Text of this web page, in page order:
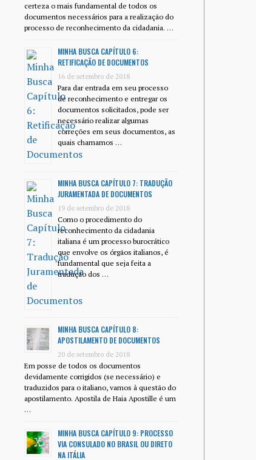
certeza o mais fundamental de todos os
documentos necessários para a realização do
processo de reconhecimento da cidadania. …
MINHA BUSCA CAPÍTULO 6:
RETIFICAÇÃO DE DOCUMENTOS
16 de setembro de 2018
Para dar entrada em seu processo
de reconhecimento e entregar os
documentos solicitados, pode ser
necessário realizar algumas
correções em seus documentos, as
quais chamamos …
MINHA BUSCA CAPÍTULO 7: TRADUÇÃO
JURAMENTADA DE DOCUMENTOS
19 de setembro de 2018
Como o procedimento do
reconhecimento da cidadania
italiana é um processo burocrático
que envolve os órgãos italianos, é
fundamental que seja feita a
tradução dos …
MINHA BUSCA CAPÍTULO 8:
APOSTILAMENTO DE DOCUMENTOS
20 de setembro de 2018
Em posse de todos os documentos
devidamente corrigidos (se necessário) e
traduzidos para o italiano, vamos à questão do
apostilamento. Apostila de Haia Apostille é um
…
MINHA BUSCA CAPÍTULO 9: PROCESSO
VIA CONSULADO NO BRASIL OU DIRETO
NA ITÁLIA